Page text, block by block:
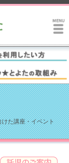
た講座・イベント